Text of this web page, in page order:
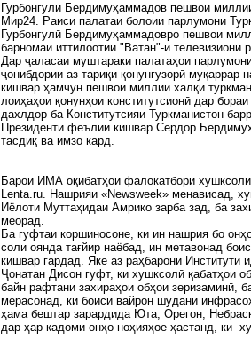
Гурбонгулӣ Бердимуҳаммадов пешвои
Мир24. Раиси палатаи болоии парлумони
Гурбонгулӣ Бердимуҳаммадовро пешвои
барномаи иттилоотии "Ватан"-и телевизиони
Дар ҷаласаи муштараки палатаҳои
ҷонибдории аз тариқи қонунгузорӣ
кишвар ҳамчун пешвои миллии халқи
лоиҳаҳои қонунҳои конститутсионӣ дар
дахлдор ба Конститутсияи Туркманистон
Президенти феълии кишвар Сердор
тасдиқ ва имзо кард.
Барои ИМА оқибатҳои фалокатбори
Lenta.ru. Нашрияи «Newsweek» менависад,
Иёлоти Муттаҳидаи Амрико зарба зад, ба
меорад.
Ба гуфтаи коршиносоне, ки ин нашрия бо
соли оянда тағйир наёбад, ин метавонад
кишвар гардад. Яке аз раҳбарони Институти
Ҷонатан Дисон гуфт, ки хушксолӣ қабатҳои
байн рафтани захираҳои обҳои зеризаминӣ,
мерасонад, ки боиси вайрон шудани
ҳама бештар зарардида Юта, Орегон,
дар ҳар кадоми онҳо ноҳияҳое ҳастанд, ки